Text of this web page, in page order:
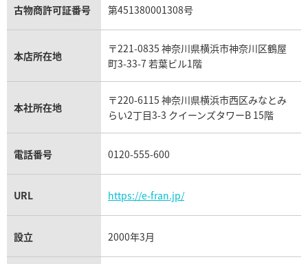
アクアマリン買取
オメガ買取
カルティエ買取
フランク ミュラー買取
リシャール・ミル買取
パネライ買取
チューダー（チュードル）買取
プラダ買取
モーブッサン買取
古物商許可証番号 第451380001308号
本店所在地
〒221-0835 神奈川県横浜市神奈川区鶴屋
町3-33-7 若葉ビル1階
本社所在地
〒220-6115 神奈川県横浜市西区みなとみ
らい2丁目3-3 クイーンズタワーB 15階
電話番号 0120-555-600
URL https://e-fran.jp/
設立 2000年3月